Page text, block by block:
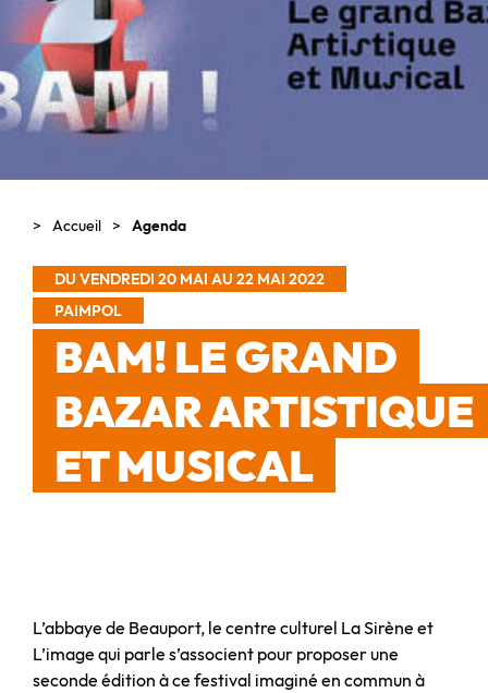
ASSOCIATIONS PISCINES
Accueil Agenda
DU VENDREDI 20 MAI AU 22 MAI 2022
PAIMPOL
BAM! LE GRAND
BAZAR ARTISTIQUE
ET MUSICAL
L’abbaye de Beauport, le centre culturel La Sirène et
L’image qui parle s’associent pour proposer une
seconde édition à ce festival imaginé en commun à